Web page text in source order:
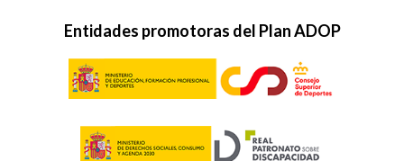
Entidades promotoras del Plan ADOP